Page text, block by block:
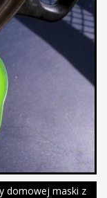
domowej maski z